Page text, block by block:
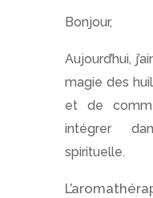
Bonjour,
Aujourd’hui,
magie des
et de
intégrer
spirituelle.